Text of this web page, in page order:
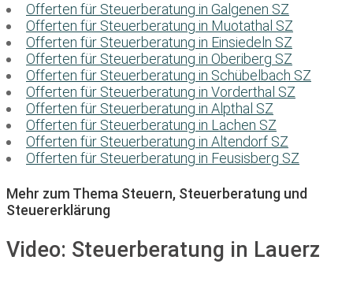
Offerten für Steuerberatung in Galgenen SZ
Offerten für Steuerberatung in Muotathal SZ
Offerten für Steuerberatung in Einsiedeln SZ
Offerten für Steuerberatung in Oberiberg SZ
Offerten für Steuerberatung in Schübelbach SZ
Offerten für Steuerberatung in Vorderthal SZ
Offerten für Steuerberatung in Alpthal SZ
Offerten für Steuerberatung in Lachen SZ
Offerten für Steuerberatung in Altendorf SZ
Offerten für Steuerberatung in Feusisberg SZ
Mehr zum Thema Steuern, Steuerberatung und
Steuererklärung
Video: Steuerberatung in Lauerz